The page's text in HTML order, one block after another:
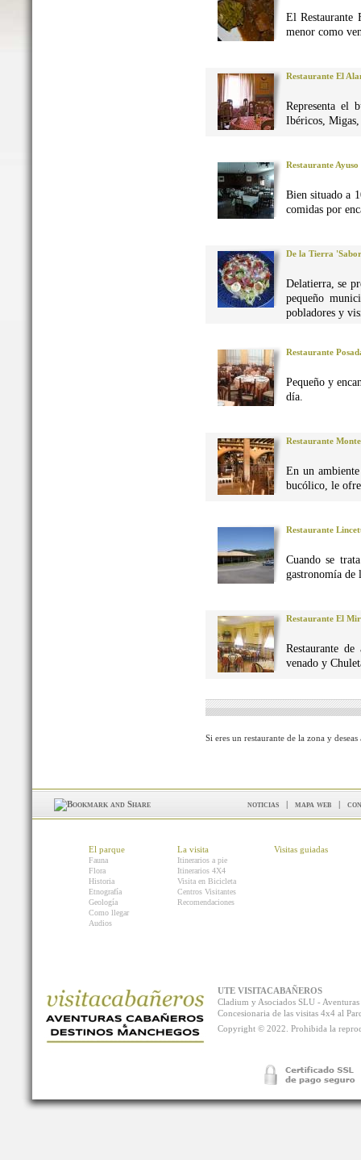
El Restaurante
menor como
Restaurante El
Representa el
Ibéricos, Migas,
Restaurante Ayuso
Bien situado a
comidas por
De la Tierra
Delatierra, se
pequeño
pobladores y
Restaurante
Pequeño y
día.
Restaurante
En un
bucólico, le
Restaurante
Cuando se
gastronomía de
Restaurante El
Restaurante
venado y
Si eres un restaurante de la zona y
noticias | mapa web |
El parque
Fauna
Flora
Historia
Etnografía
Geología
Como llegar
Audios
La visita
Itinerarios a pie
Itinerarios 4X4
Visita en Bicicleta
Centros Visitantes
Recomendaciones
Visitas guiadas
UTE VISITACABAÑEROS
Cladium y Asociados SLU -
Concesionaria de las visitas 4x4 al
Copyright © 2022. Prohibida la